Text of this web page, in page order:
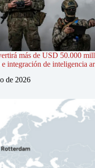
más de USD 50.000
e integración de inteligencia
de 2026